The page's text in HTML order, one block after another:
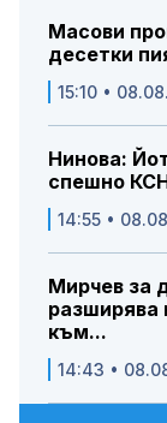
Масови
десетки
15:10 •
Нинова:
спешно
14:55 •
Мирчев за
разширява
към...
14:43 •